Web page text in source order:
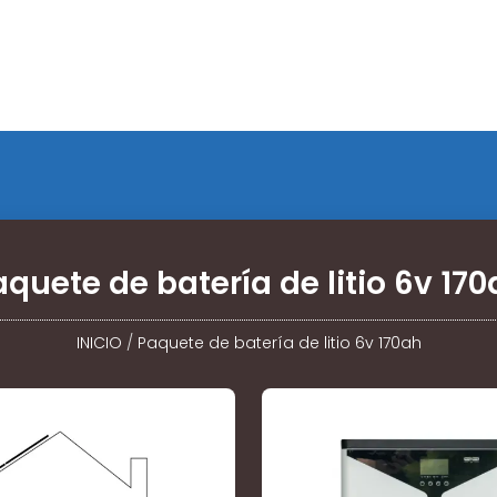
de batería de litio 6v
INICIO / Paquete de batería de litio 6v 170ah